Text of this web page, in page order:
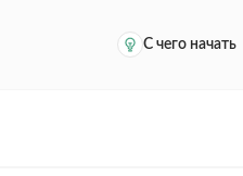
С чего начать